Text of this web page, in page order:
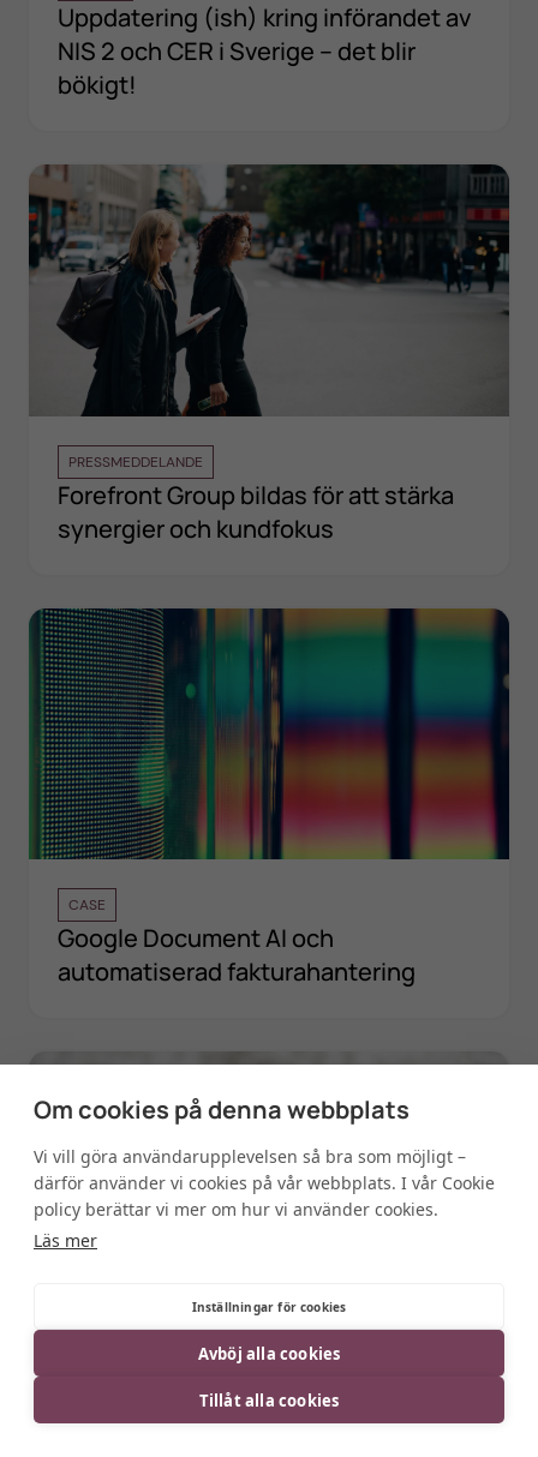
Uppdatering (ish) kring införandet av
NIS 2 och CER i Sverige – det blir
bökigt!
PRESSMEDDELANDE
Forefront Group bildas för att stärka
synergier och kundfokus
CASE
Google Document AI och
automatiserad fakturahantering
Om cookies på denna webbplats
Vi vill göra användarupplevelsen så bra som möjligt –
därför använder vi cookies på vår webbplats. I vår Cookie
policy berättar vi mer om hur vi använder cookies.
Läs mer
Inställningar för cookies
Avböj alla cookies
Tillåt alla cookies